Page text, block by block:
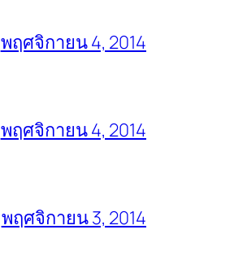
พฤศจิกายน 4, 2014
พฤศจิกายน 4, 2014
พฤศจิกายน 3, 2014